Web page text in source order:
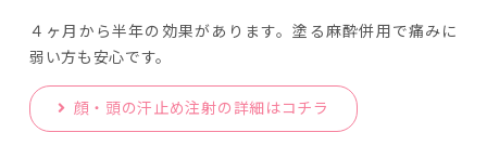
４ヶ月から半年の効果があります。塗る麻酔併用で痛みに
弱い方も安心です。
顔・頭の汗止め注射の詳細はコチラ